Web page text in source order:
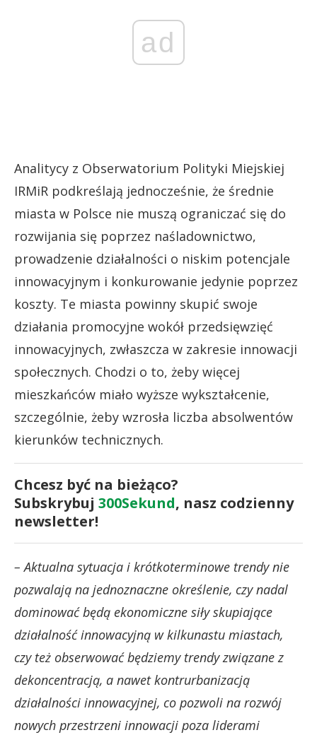
ad
Analitycy z Obserwatorium Polityki Miejskiej
IRMiR podkreślają jednocześnie, że średnie
miasta w Polsce nie muszą ograniczać się do
rozwijania się poprzez naśladownictwo,
prowadzenie działalności o niskim potencjale
innowacyjnym i konkurowanie jedynie poprzez
koszty. Te miasta powinny skupić swoje
działania promocyjne wokół przedsięwzięć
innowacyjnych, zwłaszcza w zakresie innowacji
społecznych. Chodzi o to, żeby więcej
mieszkańców miało wyższe wykształcenie,
szczególnie, żeby wzrosła liczba absolwentów
kierunków technicznych.
Chcesz być na bieżąco?
Subskrybuj 300Sekund, nasz codzienny
newsletter!
– Aktualna sytuacja i krótkoterminowe trendy nie
pozwalają na jednoznaczne określenie, czy nadal
dominować będą ekonomiczne siły skupiające
działalność innowacyjną w kilkunastu miastach,
czy też obserwować będziemy trendy związane z
dekoncentracją, a nawet kontrurbanizacją
działalności innowacyjnej, co pozwoli na rozwój
nowych przestrzeni innowacji poza liderami